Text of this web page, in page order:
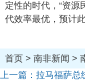
定性的时代，“资源
代效率最优，预计
首页 > 南非新闻 >
上一篇： 拉马福萨总